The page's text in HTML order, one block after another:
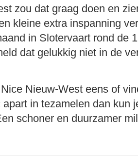
zou dat graag doen en
kleine extra inspanning
in Slotervaart rond de
dat gelukkig niet in de
Nieuw-West eens of
in tezamelen dan kun
schoner en duurzamer